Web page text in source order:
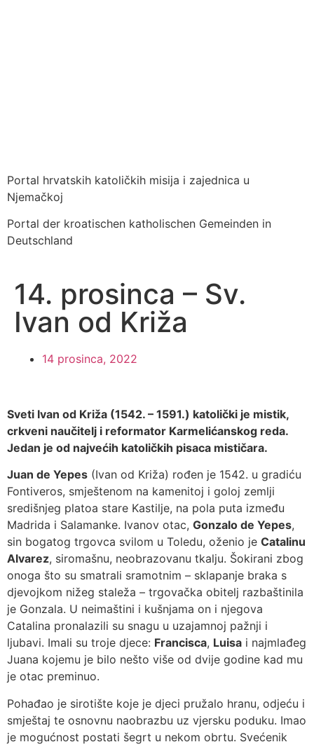
Portal hrvatskih katoličkih misija i zajednica u
Njemačkoj
Portal der kroatischen katholischen Gemeinden in
Deutschland
14. prosinca – Sv.
Ivan od Križa
14 prosinca, 2022
Sveti Ivan od Križa (1542. – 1591.) katolički je mistik,
crkveni naučitelj i reformator Karmelićanskog reda.
Jedan je od najvećih katoličkih pisaca mističara.
Juan de Yepes (Ivan od Križa) rođen je 1542. u gradiću
Fontiveros, smještenom na kamenitoj i goloj zemlji
središnjeg platoa stare Kastilje, na pola puta između
Madrida i Salamanke. Ivanov otac, Gonzalo de Yepes,
sin bogatog trgovca svilom u Toledu, oženio je Catalinu
Alvarez, siromašnu, neobrazovanu tkalju. Šokirani zbog
onoga što su smatrali sramotnim – sklapanje braka s
djevojkom nižeg staleža – trgovačka obitelj razbaštinila
je Gonzala. U neimaštini i kušnjama on i njegova
Catalina pronalazili su snagu u uzajamnoj pažnji i
ljubavi. Imali su troje djece: Francisca, Luisa i najmlađeg
Juana kojemu je bilo nešto više od dvije godine kad mu
je otac preminuo.
Pohađao je sirotište koje je djeci pružalo hranu, odjeću i
smještaj te osnovnu naobrazbu uz vjersku poduku. Imao
je mogućnost postati šegrt u nekom obrtu. Svećenik